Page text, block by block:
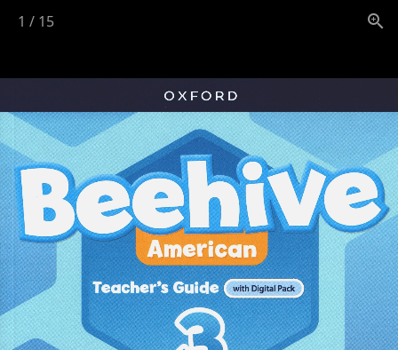
1 / 15